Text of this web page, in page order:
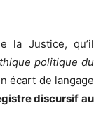
la Justice, qu’il
politique du
écart de langage
discursif au